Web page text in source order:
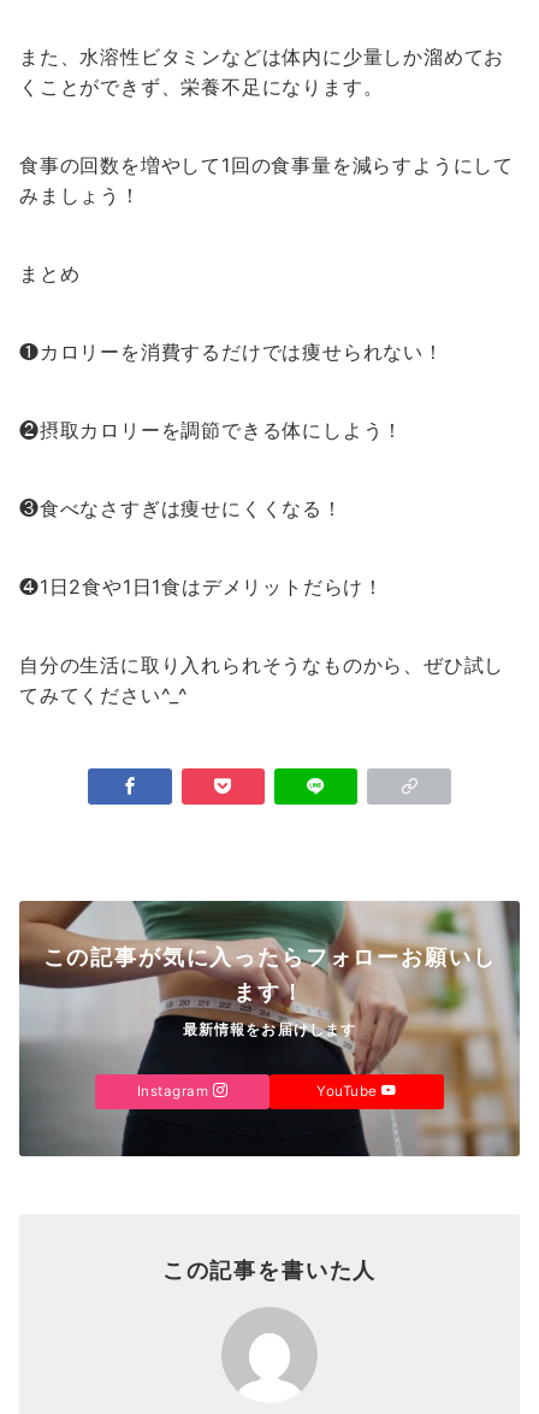
また、水溶性ビタミンなどは体内に少量しか溜めてお
くことができず、栄養不足になります。
食事の回数を増やして1回の食事量を減らすようにして
みましょう！
まとめ
❶カロリーを消費するだけでは痩せられない！
❷摂取カロリーを調節できる体にしよう！
❸食べなさすぎは痩せにくくなる！
❹1日2食や1日1食はデメリットだらけ！
自分の生活に取り入れられそうなものから、ぜひ試し
てみてください^_^
この記事が気に入ったらフォローお願いし
ます！
最新情報をお届けします
Instagram YouTube
この記事を書いた人